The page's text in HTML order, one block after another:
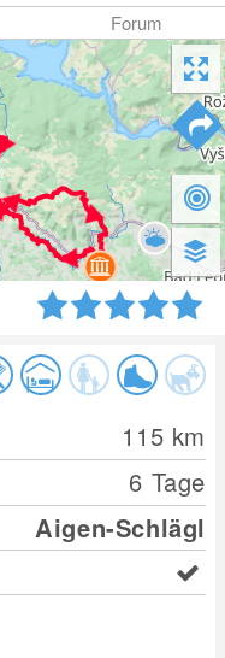
Forum
115 km
6 Tage
Aigen-Schlägl